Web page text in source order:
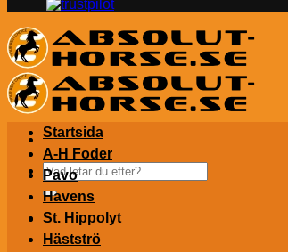
Sök
efter:
Startsida
A-H Foder
Pavo
Havens
St. Hippolyt
Hästströ